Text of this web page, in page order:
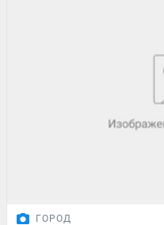
ГОРОД